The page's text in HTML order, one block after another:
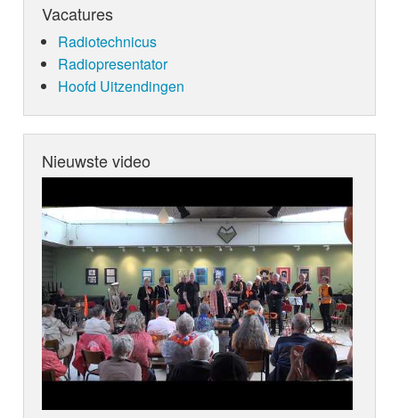
Vacatures
Radiotechnicus
Radiopresentator
Hoofd Uitzendingen
Nieuwste video